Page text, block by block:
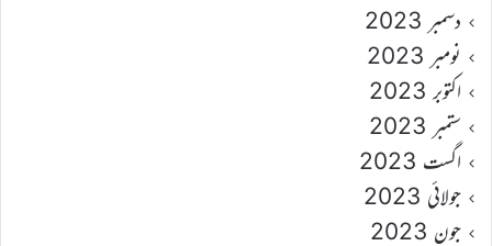
دسمبر 2023
نومبر 2023
اکتوبر 2023
ستمبر 2023
اگست 2023
جولائی 2023
جون 2023